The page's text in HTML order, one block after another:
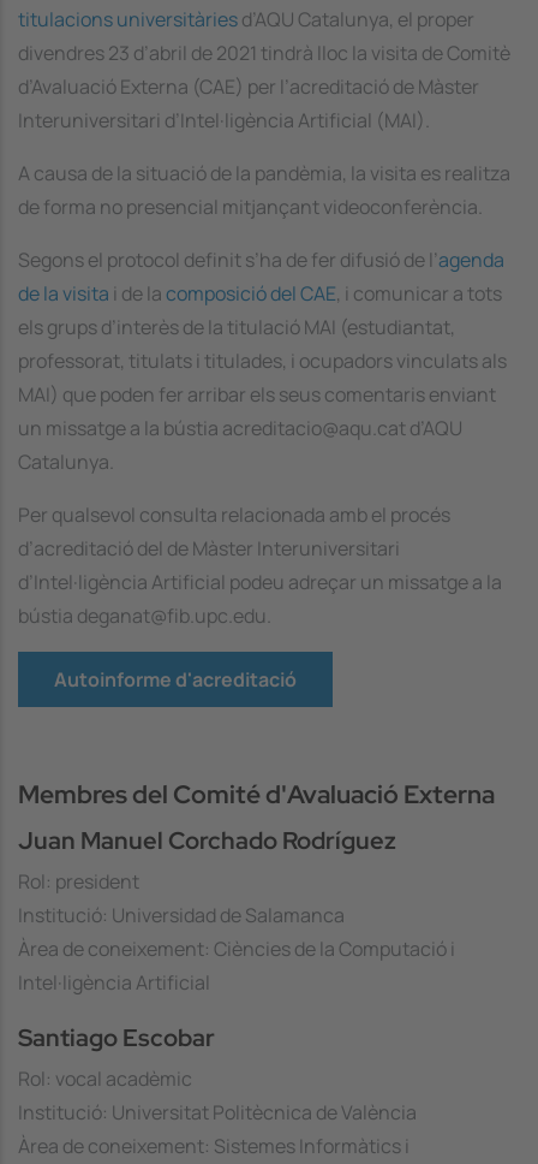
titulacions universitàriesd’AQU Catalunya, el proper
divendres 23 d’abril de 2021 tindrà lloc la visita de Comitè
d’Avaluació Externa (CAE) per l’acreditació de Màster
Interuniversitari d’Intel·ligència Artificial (MAI).
A causa de la situació de la pandèmia, la visita es realitza
de forma no presencial mitjançant videoconferència.
Segons el protocol definit s’ha de fer difusió de l’agenda
de la visita i de lacomposició del CAE, i comunicar a tots
els grups d’interès de la titulació MAI (estudiantat,
professorat, titulats i titulades, i ocupadors vinculats als
MAI) que poden fer arribar els seus comentaris enviant
un missatge a la bústia acreditacio@aqu.cat d’AQU
Catalunya.
Per qualsevol consulta relacionada amb el procés
d’acreditació del de Màster Interuniversitari
d’Intel·ligència Artificial podeu adreçar un missatge a la
bústia deganat@fib.upc.edu.
Autoinforme d'acreditació
Membres del Comité d'Avaluació Externa
Juan Manuel Corchado Rodríguez
Rol: president
Institució: Universidad de Salamanca
Àrea de coneixement: Ciències de la Computació i
Intel·ligència Artificial
Santiago Escobar
Rol: vocal acadèmic
Institució: Universitat Politècnica de València
Àrea de coneixement: Sistemes Informàtics i